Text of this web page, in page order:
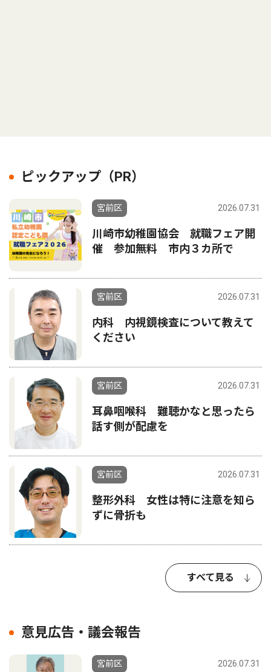
ピックアップ（PR）
宮前区 2026.07.31
川崎市幼稚園協会 就職フェア開
催 参加無料 市内３カ所で
宮前区 2026.07.31
内科 内視鏡検査について教えて
ください
宮前区 2026.07.31
耳鼻咽喉科 難聴かなと思ったら
話す側が配慮を
宮前区 2026.07.31
整形外科 女性は特に注意を知ら
ずに骨折も
すべて見る
意見広告・議会報告
宮前区 2026.07.31